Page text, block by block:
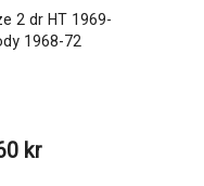
2 dr HT 1969-
1968-72
kr